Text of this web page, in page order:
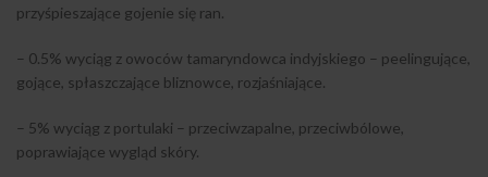
przyśpieszające gojenie się ran.
– 0.5% wyciąg z owoców tamaryndowca indyjskiego – peelingujące,
gojące, spłaszczające bliznowce, rozjaśniające.
– 5% wyciąg z portulaki – przeciwzapalne, przeciwbólowe,
poprawiające wygląd skóry.